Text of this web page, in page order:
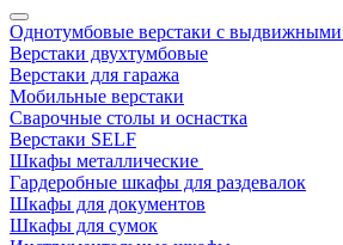
Однотумбовые верстаки с
Верстаки двухтумбовые
Верстаки для гаража
Мобильные верстаки
Сварочные столы и оснастка
Верстаки SELF
Шкафы металлические
Гардеробные шкафы для раздевалок
Шкафы для документов
Шкафы для сумок